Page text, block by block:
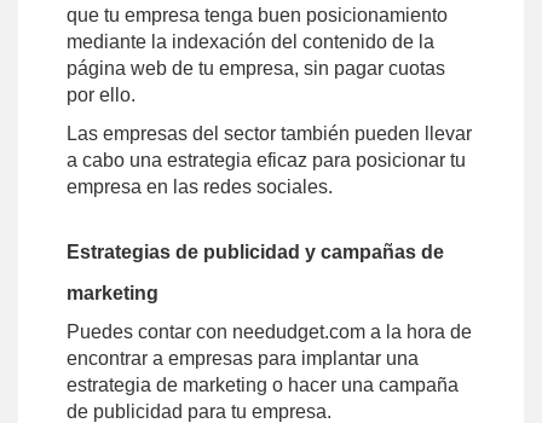
que tu empresa tenga buen posicionamiento
mediante la indexación del contenido de la
página web de tu empresa, sin pagar cuotas
por ello.
Las empresas del sector también pueden llevar
a cabo una estrategia eficaz para posicionar tu
empresa en las redes sociales.
Estrategias de publicidad y campañas de
marketing
Puedes contar con needudget.com a la hora de
encontrar a empresas para implantar una
estrategia de marketing o hacer una campaña
de publicidad para tu empresa.